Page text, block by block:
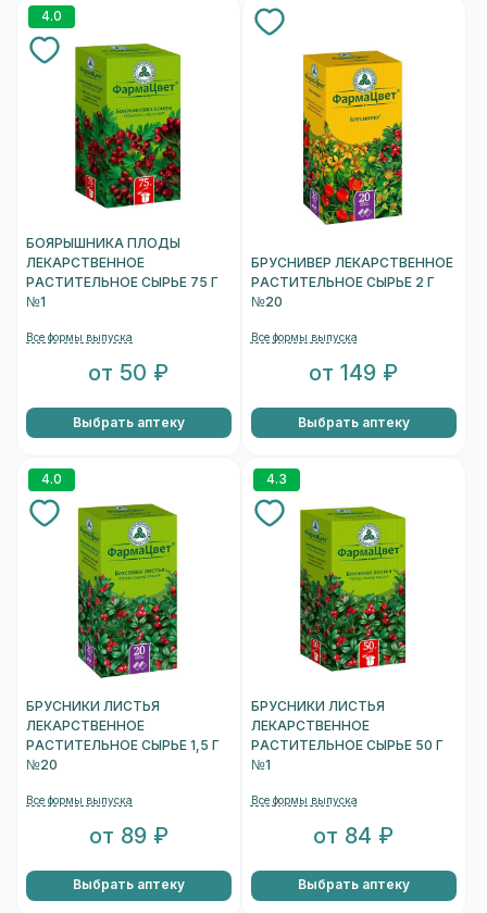
4.0
БОЯРЫШНИКА ПЛОДЫ
ЛЕКАРСТВЕННОЕ
РАСТИТЕЛЬНОЕ СЫРЬЕ 75 Г
№1
Все формы выпуска
от 50 ₽
Выбрать аптеку
БРУСНИВЕР ЛЕКАРСТВЕННОЕ
РАСТИТЕЛЬНОЕ СЫРЬЕ 2 Г
№20
Все формы выпуска
от 149 ₽
Выбрать аптеку
4.0
БРУСНИКИ ЛИСТЬЯ
ЛЕКАРСТВЕННОЕ
РАСТИТЕЛЬНОЕ СЫРЬЕ 1,5 Г
№20
Все формы выпуска
от 89 ₽
Выбрать аптеку
4.3
БРУСНИКИ ЛИСТЬЯ
ЛЕКАРСТВЕННОЕ
РАСТИТЕЛЬНОЕ СЫРЬЕ 50 Г
№1
Все формы выпуска
от 84 ₽
Выбрать аптеку